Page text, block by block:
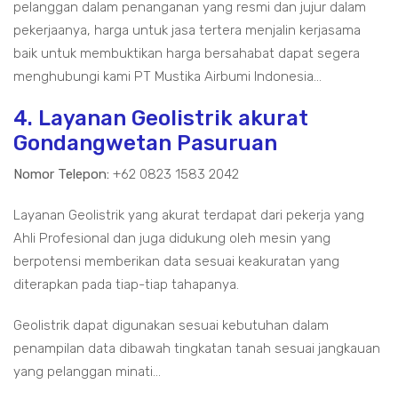
pelanggan dalam penanganan yang resmi dan jujur dalam
pekerjaanya, harga untuk jasa tertera menjalin kerjasama
baik untuk membuktikan harga bersahabat dapat segera
menghubungi kami PT Mustika Airbumi Indonesia...
4. Layanan Geolistrik akurat
Gondangwetan Pasuruan
Nomor Telepon: +62 0823 1583 2042
Layanan Geolistrik yang akurat terdapat dari pekerja yang
Ahli Profesional dan juga didukung oleh mesin yang
berpotensi memberikan data sesuai keakuratan yang
diterapkan pada tiap-tiap tahapanya.
Geolistrik dapat digunakan sesuai kebutuhan dalam
penampilan data dibawah tingkatan tanah sesuai jangkauan
yang pelanggan minati...